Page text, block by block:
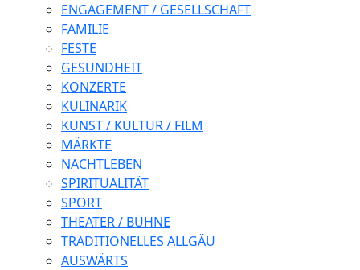
ENGAGEMENT / GESELLSCHAFT
FAMILIE
FESTE
GESUNDHEIT
KONZERTE
KULINARIK
KUNST / KULTUR / FILM
MÄRKTE
NACHTLEBEN
SPIRITUALITÄT
SPORT
THEATER / BÜHNE
TRADITIONELLES ALLGÄU
AUSWÄRTS